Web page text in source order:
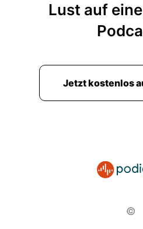
Lust auf
Jetzt kostenlos
©